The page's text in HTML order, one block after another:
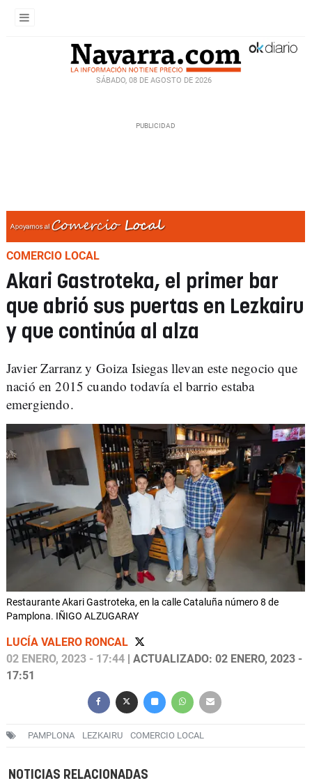
SÁBADO, 08 DE AGOSTO DE 2026
COMERCIO LOCAL
Akari Gastroteka, el primer bar
que abrió sus puertas en Lezkairu
y que continúa al alza
Javier Zarranz y Goiza Isiegas llevan este negocio que
nació en 2015 cuando todavía el barrio estaba
emergiendo.
Restaurante Akari Gastroteka, en la calle Cataluña número 8 de
Pamplona. IÑIGO ALZUGARAY
LUCÍA VALERO RONCAL
02 ENERO, 2023 - 17:44 | ACTUALIZADO: 02 ENERO, 2023 -
17:51
PAMPLONA LEZKAIRU COMERCIO LOCAL
NOTICIAS RELACIONADAS